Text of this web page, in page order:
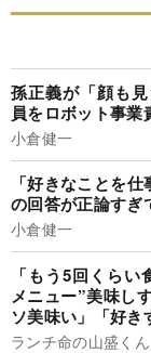
孫正義が「顔も
員をロボット事
小倉健一
「好きなことを
の回答が正論すぎ
小倉健一
「もう5回くら
メニュー”美味し
ソ美味い」「好き
ランチ命の山盛くん